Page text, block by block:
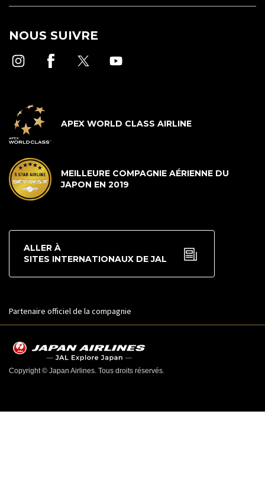
NOUS SUIVRE
APEX WORLD CLASS AIRLINE
MEILLEURE COMPAGNIE AÉRIENNE DU
JAPON EN 2019
ALLER À
SITES INTERNATIONAUX DE JAL
Partenaire officiel de la compagnie
Copyright © Japan Airlines. Tous droits réservés.